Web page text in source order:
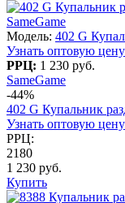
SameGame
Модель: 402 G
Узнать оптовую цену
РРЦ: 1 230 руб.
SameGame
-44%
402 G Купальник
Узнать оптовую цену
РРЦ:
2180
1 230 руб.
Купить